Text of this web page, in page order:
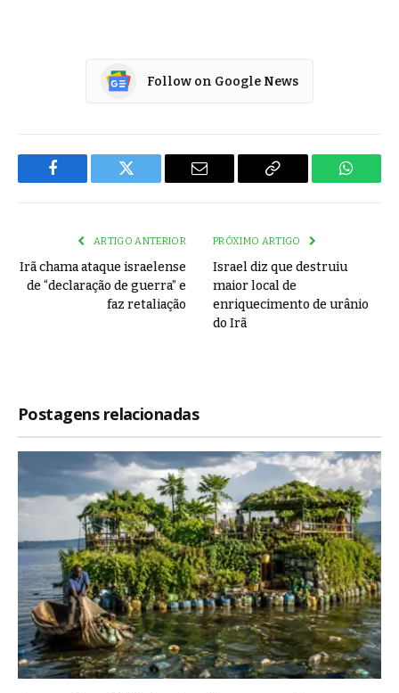
Follow on Google News
Facebook Twitter Email
Copy
ARTIGO ANTERIOR
Irã chama ataque israelense
de “declaração de guerra” e
faz retaliação
PRÓXIMO ARTIGO
Israel diz que destruiu
maior local de
enriquecimento de urânio
do Irã
Postagens relacionadas